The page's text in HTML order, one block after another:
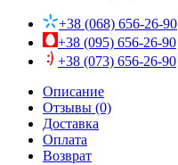
+38 (068) 656-26-90
+38 (095) 656-26-90
+38 (073) 656-26-90
Описание
Отзывы (0)
Доставка
Оплата
Возврат